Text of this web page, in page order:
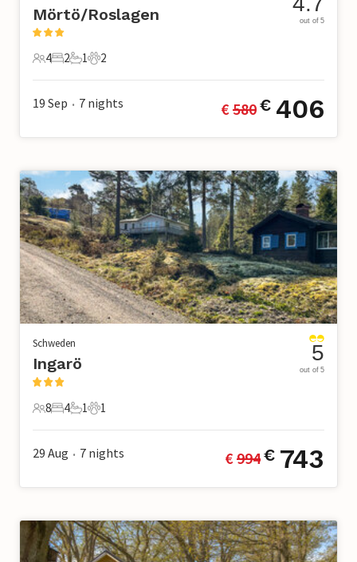
Mörtö/Roslagen
4 Gäste
4
2 Schlafzimmer
2
1 Badezimmer
1
2 Haustiere
2
out of 5
19 Sep • 7 nights € 580€ 406
Schweden
Ingarö
8 Gäste
8
4 Schlafzimmer
4
1 Badezimmer
1
1 Haustier
1
5
out of 5
29 Aug • 7 nights € 994€ 743